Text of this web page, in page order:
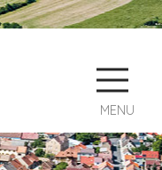
MENU